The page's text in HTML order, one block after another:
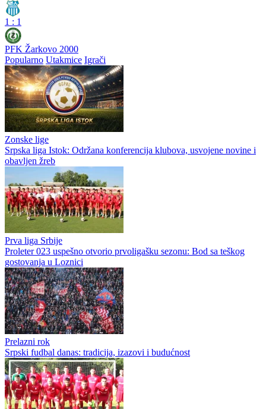
1 : 1
PFK Žarkovo 2000
Popularno Utakmice Igrači
Zonske lige
Srpska liga Istok: Održana konferencija klubova, usvojene novine i
obavljen žreb
Prva liga Srbije
Proleter 023 uspešno otvorio prvoligašku sezonu: Bod sa teškog
gostovanja u Loznici
Prelazni rok
Srpski fudbal danas: tradicija, izazovi i budućnost